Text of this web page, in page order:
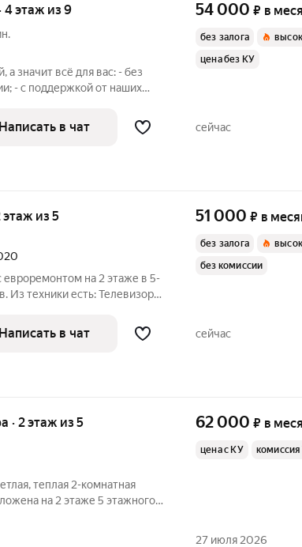
4 этаж из 9
а значит всё для вас: - без
- с поддержкой от наших
же детально, как вживую, только вы не
54 000 ₽ в
без залога
цена без КУ
Написать в чат сейчас
этаж из 5
евроремонтом на 2 этаже в 5-
есть: Телевизор
Из мебели есть : Двухспальная кровать- трансформер Большой
51 000 ₽ в
без залога
без комиссии
Написать в чат сейчас
· 2 этаж из 5
теплая 2-комнатная
на 2 этаже 5 этажного
холодильник,
62 000 ₽ в
цена с КУ комиссия
27 июля 2026